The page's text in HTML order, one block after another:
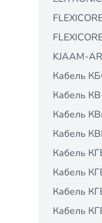
KJAAM-
Кабель
Кабель
Кабель
Кабель
Кабель
Кабель
Кабель
Кабель